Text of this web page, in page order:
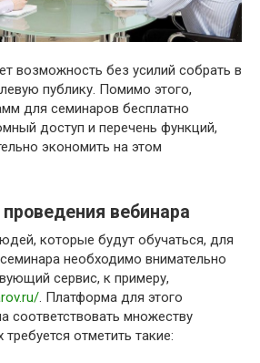
возможность без усилий собрать в
публику. Помимо этого,
для семинаров бесплатно
доступ и перечень функций,
экономить на этом
вебинара
которые будут обучаться, для
необходимо внимательно
сервис, к примеру,
. Платформа для этого
соответствовать множеству
требуется отметить такие: